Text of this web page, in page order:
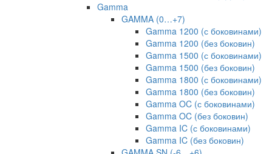
Gamma
GAMMA (0…+7)
Gamma 1200 (с боковинами)
Gamma 1200 (без боковин)
Gamma 1500 (с боковинами)
Gamma 1500 (без боковин)
Gamma 1800 (с боковинами)
Gamma 1800 (без боковин)
Gamma OC (с боковинами)
Gamma OC (без боковин)
Gamma IC (с боковинами)
Gamma IC (без боковин)